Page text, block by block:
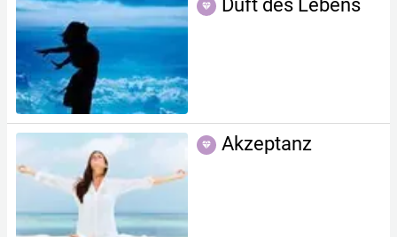
Duft des Lebens
Akzeptanz